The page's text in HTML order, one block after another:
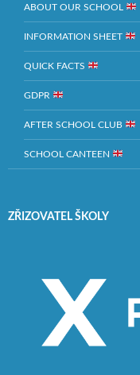
ABOUT OUR SCHOOL
INFORMATION SHEET
QUICK FACTS
GDPR
AFTER SCHOOL CLUB
SCHOOL CANTEEN
ZŘIZOVATEL ŠKOLY